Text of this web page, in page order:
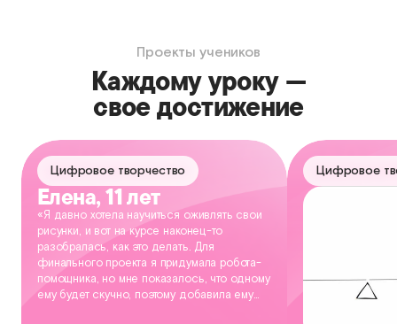
Проекты учеников
Каждому уроку —
свое достижение
Цифровое творчество
Елена, 11 лет
«Я давно хотела научиться оживлять свои
рисунки, и вот на курсе наконец-то
разобралась, как это делать. Для
финального проекта я придумала робота-
помощника, но мне показалось, что одному
ему будет скучно, поэтому добавила ему
Цифровое